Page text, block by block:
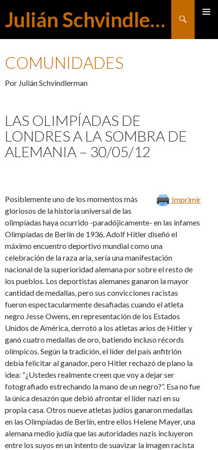
Julián Schvindlerman
Buscar
COMUNIDADES
Por Julián Schvindlerman
LAS OLIMPÍADAS DE
LONDRES A LA SOMBRA DE
ALEMANIA – 30/05/12
Imprimir
Posiblemente uno de los momentos más
gloriosos de la historia universal de las
olimpíadas haya ocurrido -paradójicamente- en las infames
Olimpíadas de Berlín de 1936. Adolf Hitler diseñó el
máximo encuentro deportivo mundial como una
celebración de la raza aria, sería una manifestación
nacional de la superioridad alemana por sobre el resto de
los pueblos. Los deportistas alemanes ganaron la mayor
cantidad de medallas, pero sus convicciones racistas
fueron espectacularmente desafiadas cuando el atleta
negro Jesse Owens, en representación de los Estados
Unidos de América, derrotó a los atletas arios de Hitler y
ganó cuatro medallas de oro, batiendo incluso récords
olímpicos. Según la tradición, el líder del país anfitrión
debía felicitar al ganador, pero Hitler rechazó de plano la
idea: “¿Ustedes realmente creen que voy a dejar ser
fotografiado estrechando la mano de un negro?”. Esa no fue
la única desazón que debió afrontar el líder nazi en su
propia casa. Otros nueve atletas judíos ganaron medallas
en las Olimpíadas de Berlín, entre ellos Helene Mayer, una
alemana medio judía que las autoridades nazis incluyeron
entre los suyos en un intento de suavizar la imagen racista